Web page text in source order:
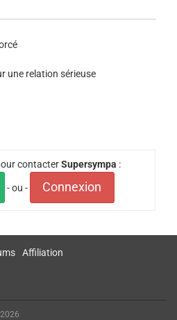
une relation sérieuse
contacterSupersympa :
- ou - Connexion
Affiliation
2026